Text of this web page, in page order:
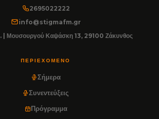
2695022222
info@stigmafm.gr
| Μουσουργού Καψάσκη 13, 29100 Ζάκυνθος
ΠΕΡΙΕΧΌΜΕΝΟ
Σήμερα
Συνεντεύξεις
Πρόγραμμα